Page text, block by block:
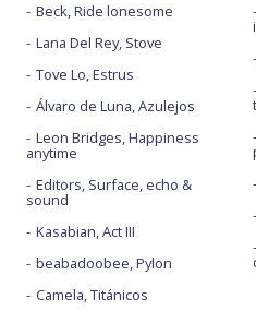
Beck, Ride lonesome
Lana Del Rey, Stove
Tove Lo, Estrus
Álvaro de Luna, Azulejos
Leon Bridges, Happiness
anytime
Editors, Surface, echo &
sound
Kasabian, Act III
beabadoobee, Pylon
Camela, Titánicos